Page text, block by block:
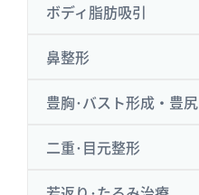
ボディ脂肪吸引
鼻整形
豊胸･バスト形成・豊尻
二重･目元整形